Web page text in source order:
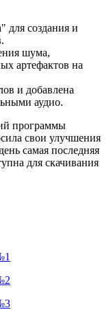
для создания и
шума,
артефактов на
и добавлена
аудио.
программы
свои улучшения
самая последняя
для скачивания